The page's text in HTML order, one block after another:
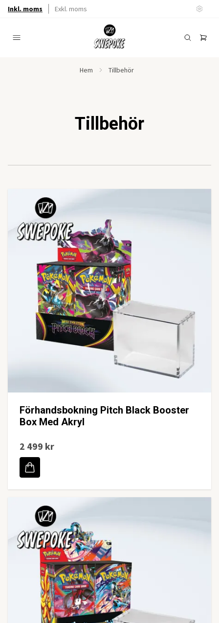
Inkl. moms Exkl. moms
Hem Tillbehör
Tillbehör
Förhandsbokning Pitch Black Booster
Box Med Akryl
2 499 kr